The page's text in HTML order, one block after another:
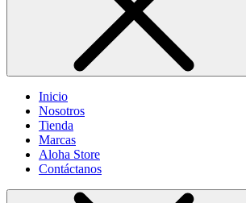
Inicio
Nosotros
Tienda
Marcas
Aloha Store
Contáctanos